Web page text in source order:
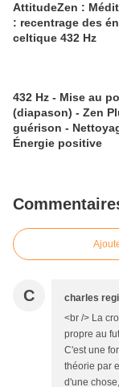
AttitudeZen :
: recentrage des
celtique 432 Hz
432 Hz - Mise au
(diapason) - Zen
guérison -
Énergie positive
C charles
<br /> La
propre au
C'est une
théorie par
d'une